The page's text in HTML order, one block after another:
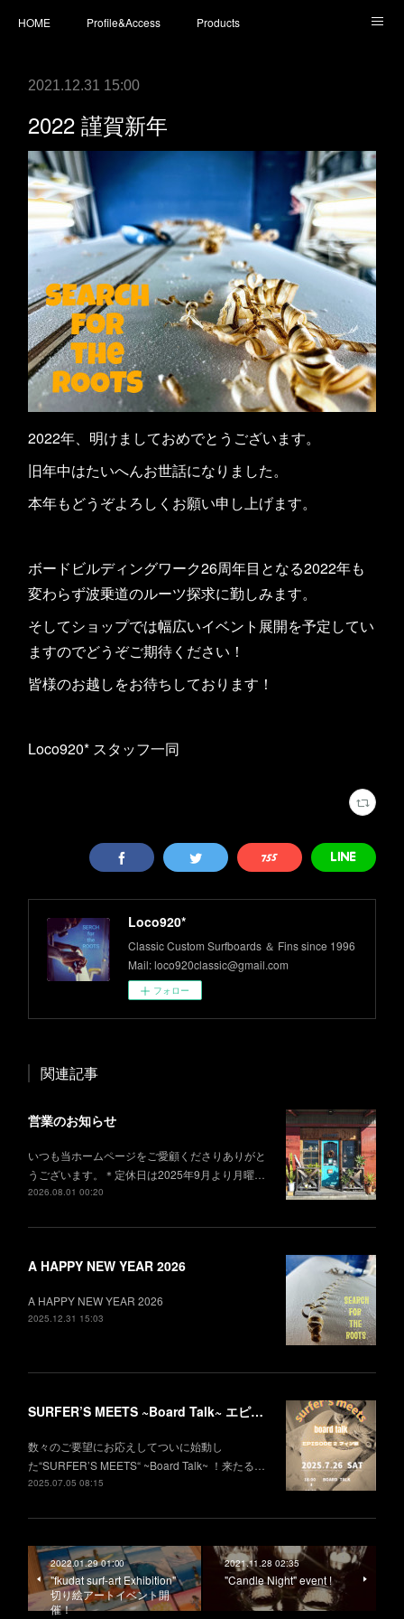
HOME Profile&Access Products
2021.12.31 15:00
2022 謹賀新年
2022年、明けましておめでとうございます。
旧年中はたいへんお世話になりました。
本年もどうぞよろしくお願い申し上げます。
ボードビルディングワーク26周年目となる2022年も
変わらず波乗道のルーツ探求に勤しみます。
そしてショップでは幅広いイベント展開を予定してい
ますのでどうぞご期待ください！
皆様のお越しをお待ちしております！
Loco920* スタッフ一同
Loco920*
Classic Custom Surfboards ＆ Fins since 1996
Mail: loco920classic@gmail.com
フォロー
関連記事
営業のお知らせ
いつも当ホームページをご愛顧くださりありがと
うございます。＊定休日は2025年9月より月曜…
2026.08.01 00:20
A HAPPY NEW YEAR 2026
A HAPPY NEW YEAR 2026
2025.12.31 15:03
SURFER’S MEETS ~Board Talk~ エピソード2 フィン編
数々のご要望にお応えしてついに始動し
た“SURFER’S MEETS“ ~Board Talk~ ！来たる…
2025.07.05 08:15
2022.01.29 01:00
"fkudat surf-art Exhibition"
切り絵アートイベント開
催！
2021.11.28 02:35
"Candle Night" event !